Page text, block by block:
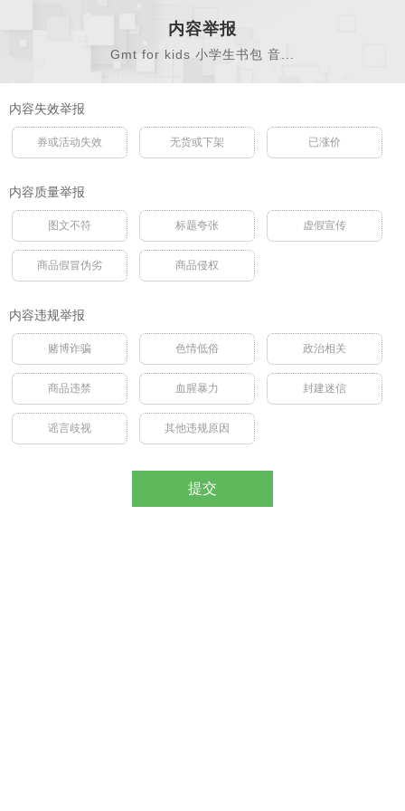
内容举报
Gmt for kids 小学生书包 音...
内容失效举报
券或活动失效 无货或下架 已涨价
内容质量举报
图文不符 标题夸张 虚假宣传
商品假冒伪劣 商品侵权
内容违规举报
赌博诈骗 色情低俗 政治相关
商品违禁 血腥暴力 封建迷信
谣言歧视 其他违规原因
提交